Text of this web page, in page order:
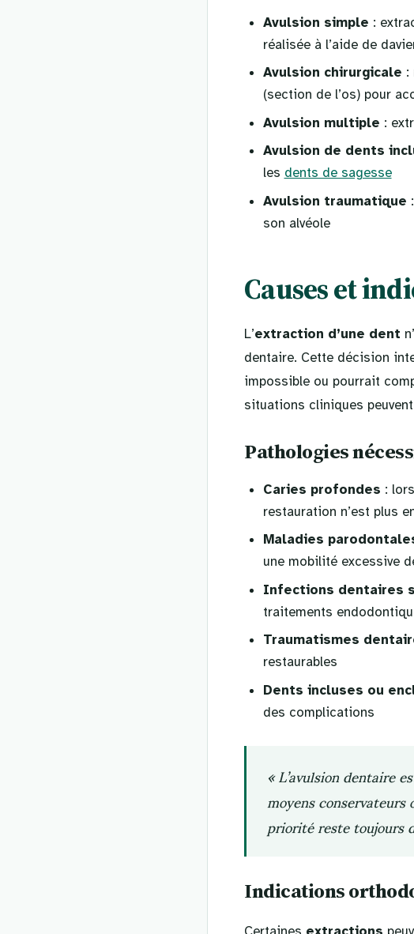
Avulsion simple :
réalisée à l’aide de
Avulsion chirurgicale :
(section de l’os) pour
Avulsion multiple :
Avulsion de dents
les dents de sagesse
Avulsion traumatique
son alvéole
Causes et
L’extraction d’une dent
dentaire. Cette décision
impossible ou pourrait
situations cliniques
Pathologies
Caries profondes :
restauration n’est plus
Maladies
une mobilité excessive
Infections dentaires
traitements
Traumatismes
restaurables
Dents incluses ou
des complications
« L’avulsion dentaire
moyens
priorité reste toujours
Indications